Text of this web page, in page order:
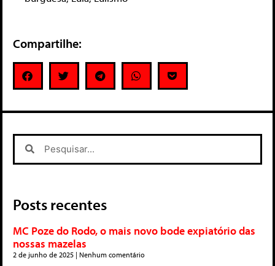
Compartilhe:
Posts recentes
MC Poze do Rodo, o mais novo bode expiatório das
nossas mazelas
2 de junho de 2025 Nenhum comentário